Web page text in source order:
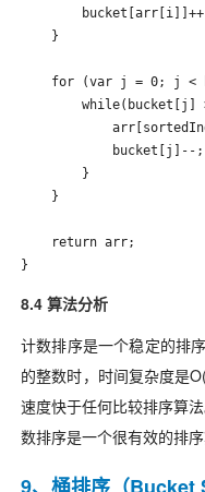
    }
for (var j = 0; j <
while(bucket[j]
            bucket[j]--;
        }
    }
    return arr;
}
8.4 算法分析
计数排序是一个稳定的排
的整数时，时间复杂度是
速度快于任何比较排序算
数排序是一个很有效的排序